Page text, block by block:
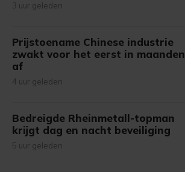
3 uur geleden
Prijstoename Chinese industrie
zwakt voor het eerst in maanden
af
4 uur geleden
Bedreigde Rheinmetall-topman
krijgt dag en nacht beveiliging
5 uur geleden